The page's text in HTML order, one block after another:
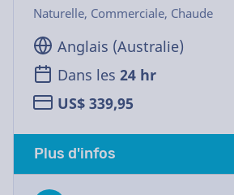
Naturelle, Commerciale, Chaude
Anglais (Australie)
Dans les 24 hr
US$ 339,95
Plus d'infos